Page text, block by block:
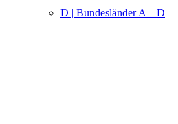
D | Bundesländer A – D